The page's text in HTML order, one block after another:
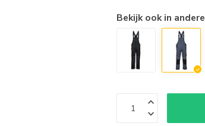
Bekijk ook in